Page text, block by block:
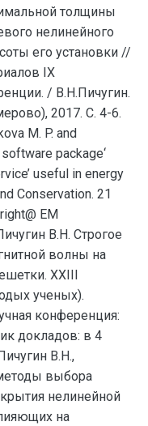
толщины
нелинейного
его установки //
IX
/ В.Н.Пичугин.
2017. С. 4-6.
M. P. and
package‘
useful in energy
Conservation. 21
EM
В.Н. Строгое
волны на
XXIII
ученых).
конференция:
докладов: в 4
В.Н.,
выбора
нелинейной
на